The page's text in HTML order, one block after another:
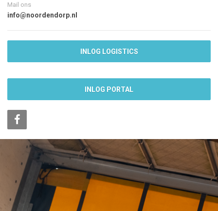
Mail ons
info@noordendorp.nl
INLOG LOGISTICS
INLOG PORTAL